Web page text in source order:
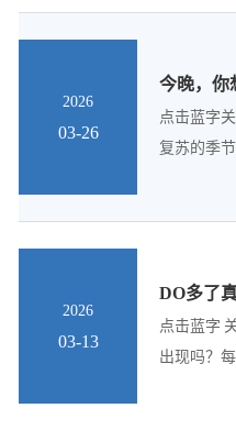
2026
03-26
今晚，你
点击蓝字
复苏的季
2026
03-13
DO多了
点击蓝字
出现吗？